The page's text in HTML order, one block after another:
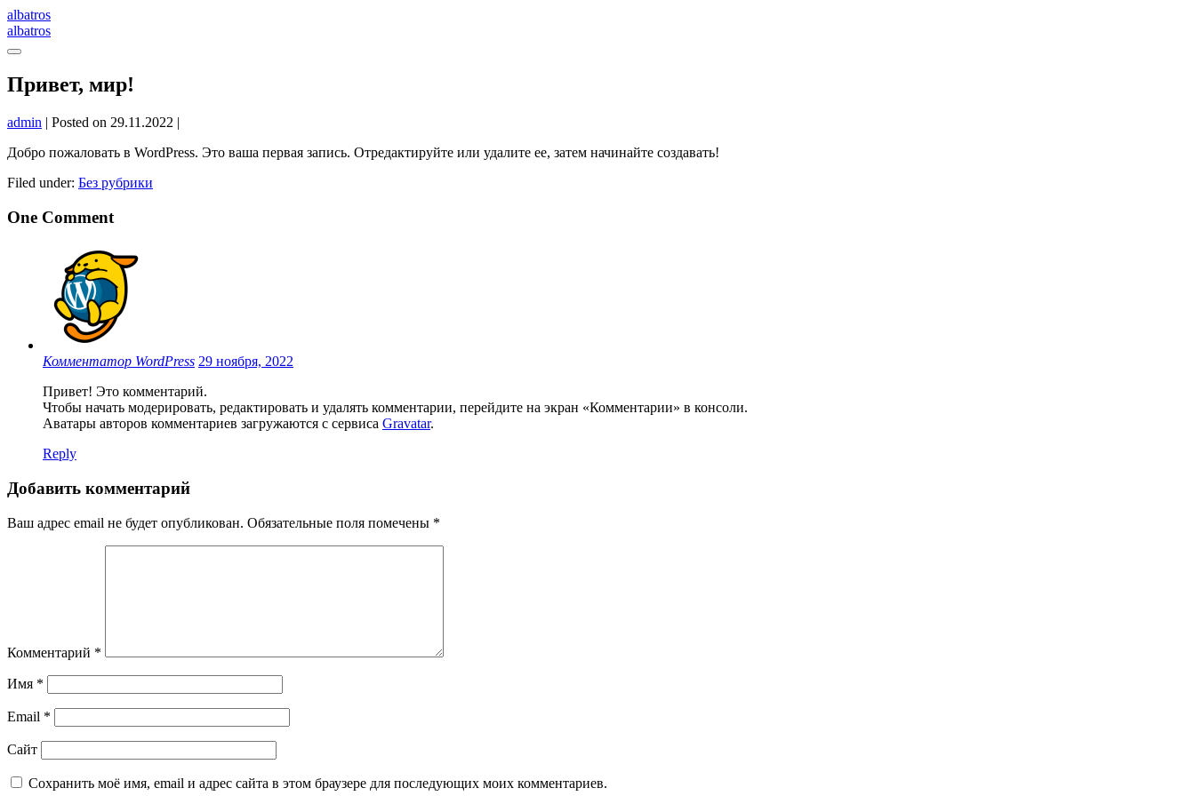
Skip
to
content
albatros
albatros
Menu
Привет, мир!
admin | Posted on 29.11.2022 |
Добро пожаловать в WordPress. Это ваша первая запись. Отредактируйте или удалите ее, затем начинайте создавать!
Filed under: Без рубрики
Post
Navigation
One Comment
Комментатор WordPress 29 ноября, 2022
Привет! Это комментарий.
Чтобы начать модерировать, редактировать и удалять комментарии, перейдите на экран «Комментарии» в консоли.
Аватары авторов комментариев загружаются с сервиса Gravatar.
Reply
Добавить комментарий
Ваш адрес email не будет опубликован. Обязательные поля помечены *
Комментарий *
Имя *
Email *
Сайт
Сохранить моё имя, email и адрес сайта в этом браузере для последующих моих комментариев.